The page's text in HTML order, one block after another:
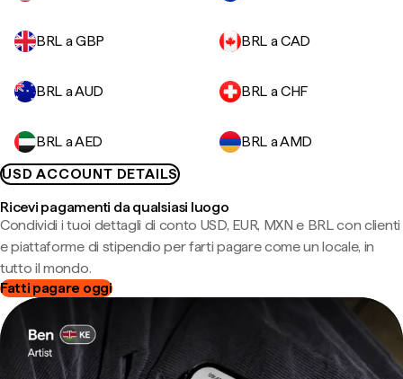
BRL a GBP BRL a CAD
BRL a AUD BRL a CHF
BRL a AED
BRL a AMD
USD ACCOUNT DETAILS
Ricevi pagamenti da qualsiasi luogo
Condividi i tuoi dettagli di conto USD, EUR, MXN e BRL con clienti
e piattaforme di stipendio per farti pagare come un locale, in
tutto il mondo.
Fatti pagare oggi